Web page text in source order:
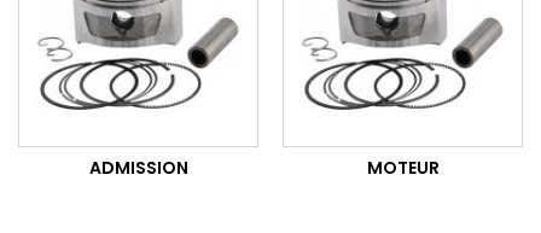
ADMISSION MOTEUR